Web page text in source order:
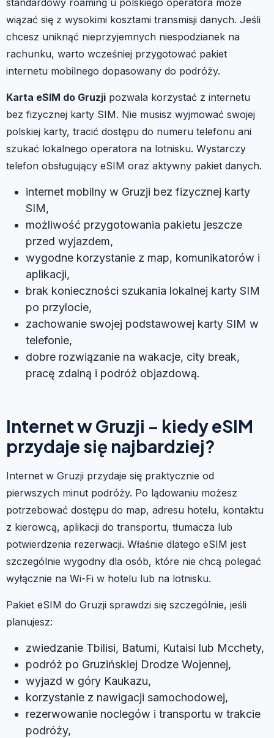
wiązać się z wysokimi kosztami transmisji danych. Jeśli
chcesz uniknąć nieprzyjemnych niespodzianek na
rachunku, warto wcześniej przygotować pakiet
internetu mobilnego dopasowany do podróży.
Karta eSIM do Gruzji pozwala korzystać z internetu
bez fizycznej karty SIM. Nie musisz wyjmować swojej
polskiej karty, tracić dostępu do numeru telefonu ani
szukać lokalnego operatora na lotnisku. Wystarczy
telefon obsługujący eSIM oraz aktywny pakiet danych.
internet mobilny w Gruzji bez fizycznej karty
SIM,
możliwość przygotowania pakietu jeszcze
przed wyjazdem,
wygodne korzystanie z map, komunikatorów i
aplikacji,
brak konieczności szukania lokalnej karty SIM
po przylocie,
zachowanie swojej podstawowej karty SIM w
telefonie,
dobre rozwiązanie na wakacje, city break,
pracę zdalną i podróż objazdową.
Internet w Gruzji – kiedy eSIM
przydaje się najbardziej?
Internet w Gruzji przydaje się praktycznie od
pierwszych minut podróży. Po lądowaniu możesz
potrzebować dostępu do map, adresu hotelu, kontaktu
z kierowcą, aplikacji do transportu, tłumacza lub
potwierdzenia rezerwacji. Właśnie dlatego eSIM jest
szczególnie wygodny dla osób, które nie chcą polegać
wyłącznie na Wi-Fi w hotelu lub na lotnisku.
Pakiet eSIM do Gruzji sprawdzi się szczególnie, jeśli
planujesz:
zwiedzanie Tbilisi, Batumi, Kutaisi lub Mcchety,
podróż po Gruzińskiej Drodze Wojennej,
wyjazd w góry Kaukazu,
korzystanie z nawigacji samochodowej,
rezerwowanie noclegów i transportu w trakcie
podróży,